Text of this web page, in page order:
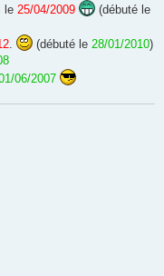
le 25/04/2009
(débuté le
. (débuté le 28/01/2010)
06/2007